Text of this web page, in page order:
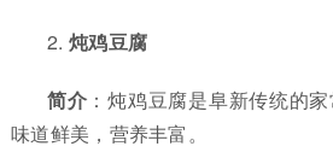
2. 炖鸡豆腐
简介 ：炖鸡豆腐是阜新传统的
味道鲜美，营养丰富。